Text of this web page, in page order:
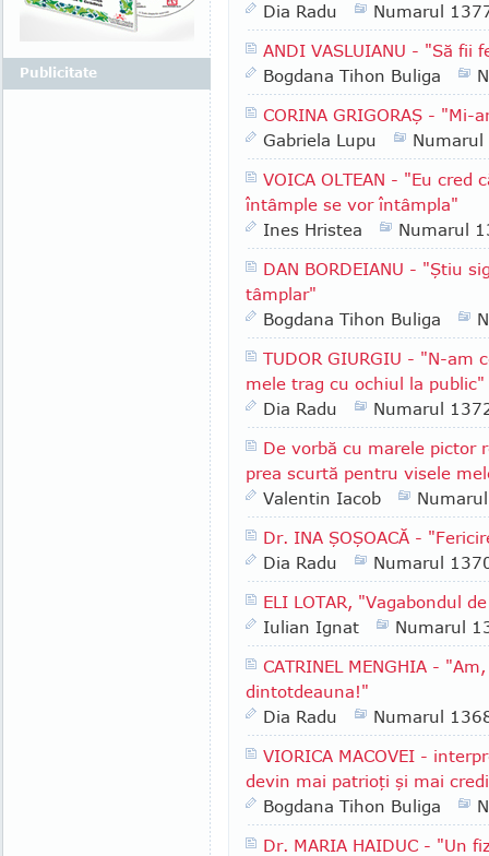
Dia Radu
Numarul
ANDI VASLUIANU - "Să fii
Bogdana Tihon Buliga
CORINA GRIGORAŞ -
Gabriela Lupu
VOICA OLTEAN - "Eu
întâmple se vor întâmpla"
Ines Hristea
Numarul
DAN BORDEIANU - "Ştiu
tâmplar"
Bogdana Tihon Buliga
TUDOR GIURGIU - "N-am
mele trag cu ochiul la public"
Dia Radu
Numarul
De vorbă cu marele pictor
prea scurtă pentru visele
Valentin Iacob
Dr. INA ŞOŞOACĂ -
Dia Radu
Numarul
ELI LOTAR, "Vagabondul
Iulian Ignat
Numarul
CATRINEL MENGHIA -
dintotdeauna!"
Dia Radu
Numarul
VIORICA MACOVEI -
devin mai patrioţi şi mai
Bogdana Tihon Buliga
Dr. MARIA HAIDUC - "Un
Publicitate